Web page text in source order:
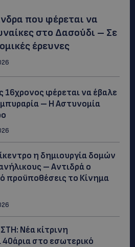
που φέρεται να
στο Δασούδι – Σε
έρευνες
16χρονος φέρεται να έβαλε
– Η Αστυνομία
η δημιουργία δομών
– Αντιδρά ο
προϋποθέσεις το Κίνημα
Νέα κίτρινη
στο εσωτερικό